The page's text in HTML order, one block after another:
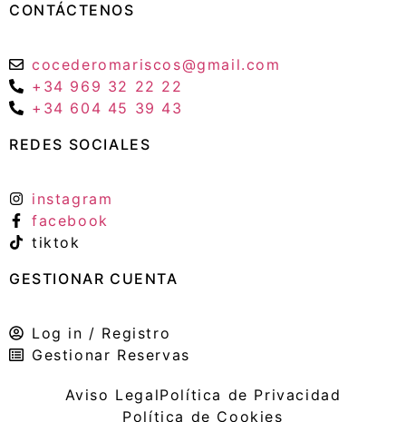
CONTÁCTENOS
cocederomariscos@gmail.com
+34 969 32 22 22
+34 604 45 39 43
REDES SOCIALES
instagram
facebook
tiktok
GESTIONAR CUENTA
Log in / Registro
Gestionar Reservas
Aviso LegalPolítica de Privacidad
Política de Cookies